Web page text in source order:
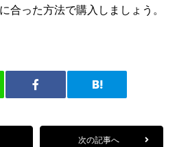
合った方法で購入しましょう。
次の記事へ